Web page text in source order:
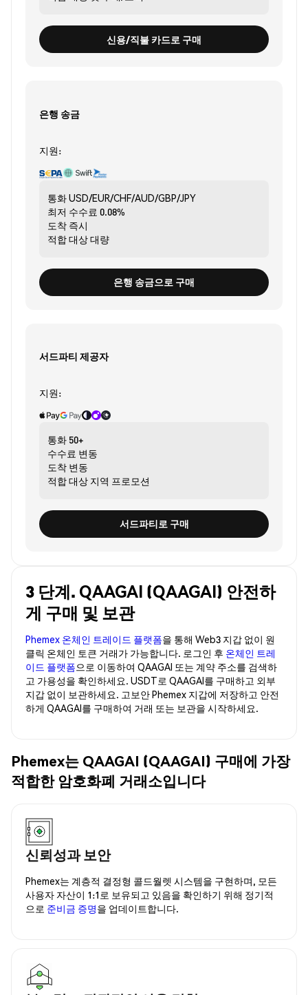
신용/직불 카드로 구매
은행 송금
지원:
통화USD/EUR/CHF/AUD/GBP/JPY
최저 수수료 0.08%
도착 즉시
적합 대상대량
은행 송금으로 구매
서드파티 제공자
지원:
통화 50+
수수료 변동
도착 변동
적합 대상 지역 프로모션
서드파티로 구매
3 단계. QAAGAI (QAAGAI) 안전하
게 구매 및 보관
Phemex 온체인 트레이드 플랫폼을 통해 Web3 지갑 없이 원
클릭 온체인 토큰 거래가 가능합니다. 로그인 후 온체인 트레
이드 플랫폼으로 이동하여 QAAGAI 또는 계약 주소를 검색하
고 가용성을 확인하세요. USDT로 QAAGAI를 구매하고 외부
지갑 없이 보관하세요. 고보안 Phemex 지갑에 저장하고 안전
하게 QAAGAI를 구매하여 거래 또는 보관을 시작하세요.
Phemex는 QAAGAI (QAAGAI) 구매에 가장
적합한 암호화폐 거래소입니다
신뢰성과 보안
Phemex는 계층적 결정형 콜드월렛 시스템을 구현하며, 모든
사용자 자산이 1:1로 보유되고 있음을 확인하기 위해 정기적
으로 준비금 증명을 업데이트합니다.